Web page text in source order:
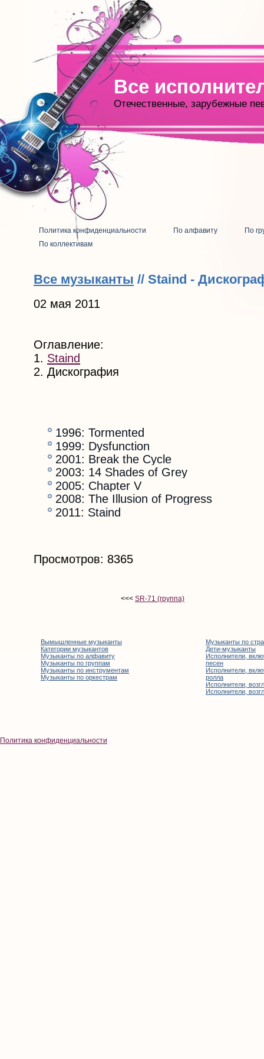
Все
Отечественные, зарубежные
Политика конфиденциальности По алфавиту
По
По коллективам
Все музыканты // Staind -
02 мая 2011
Оглавление:
1. Staind
2. Дискография
1996: Tormented
1999: Dysfunction
2001: Break the Cycle
2003: 14 Shades of Grey
2005: Chapter V
2008: The Illusion of Progress
2011: Staind
Просмотров: 8365
<<< SR-71 (группа)
Вымышленные музыканты
Категории музыкантов
Музыканты по алфавиту
Музыканты по группам
Музыканты по инструментам
Музыканты по оркестрам
Музыканты по
Дети-музыканты
Исполнители,
песен
Исполнители,
ролла
Исполнители,
Исполнители,
Политика конфиденциальности